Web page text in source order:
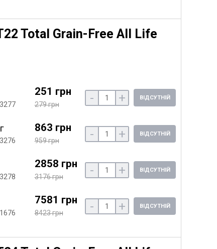
Total Grain-Free All Life
251 грн
279 грн - + ВІДСУТНІЙ
863 грн
959 грн - + ВІДСУТНІЙ
2858 грн
3176 грн - + ВІДСУТНІЙ
7581 грн
8423 грн - + ВІДСУТНІЙ